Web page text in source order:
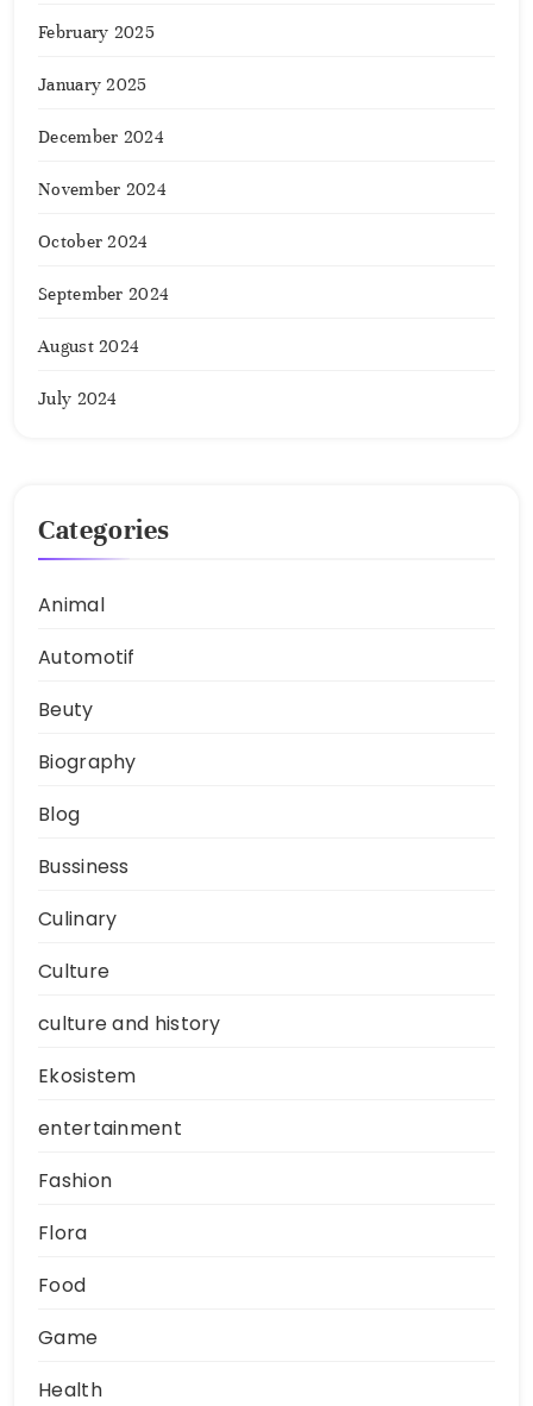
February 2025
January 2025
December 2024
November 2024
October 2024
September 2024
August 2024
July 2024
Categories
Animal
Automotif
Beuty
Biography
Blog
Bussiness
Culinary
Culture
culture and history
Ekosistem
entertainment
Fashion
Flora
Food
Game
Health